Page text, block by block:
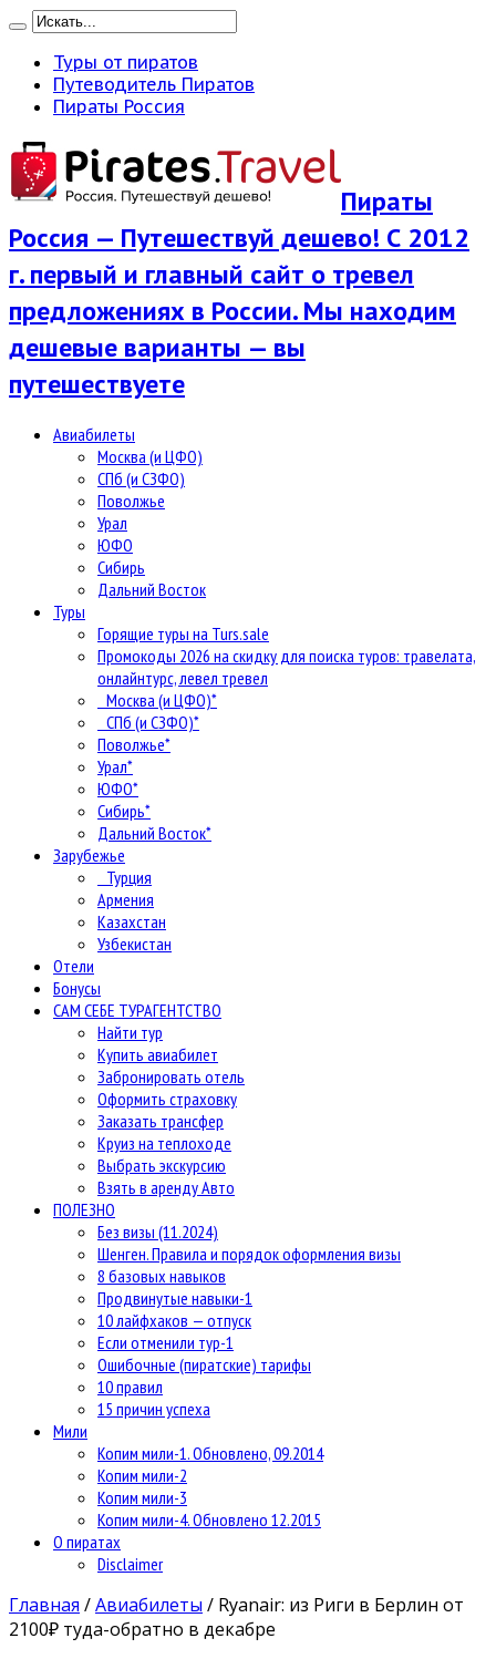
Туры от пиратов
Путеводитель Пиратов
Пираты Россия
Пираты
Россия — Путешествуй дешево! С 2012
г. первый и главный сайт о тревел
предложениях в России. Мы находим
дешевые варианты — вы
путешествуете
Авиабилеты
Москва (и ЦФО)
СПб (и СЗФО)
Поволжье
Урал
ЮФО
Сибирь
Дальний Восток
Туры
Горящие туры на Turs.sale
Промокоды 2026 на скидку для поиска туров: травелата,
онлайнтурс, левел тревел
Москва (и ЦФО)*
СПб (и СЗФО)*
Поволжье*
Урал*
ЮФО*
Сибирь*
Дальний Восток*
Зарубежье
Турция
Армения
Казахстан
Узбекистан
Отели
Бонусы
САМ СЕБЕ ТУРАГЕНТСТВО
Найти тур
Купить авиабилет
Забронировать отель
Оформить страховку
Заказать трансфер
Круиз на теплоходе
Выбрать экскурсию
Взять в аренду Авто
ПОЛЕЗНО
Без визы (11.2024)
Шенген. Правила и порядок оформления визы
8 базовых навыков
Продвинутые навыки-1
10 лайфхаков — отпуск
Если отменили тур-1
Ошибочные (пиратские) тарифы
10 правил
15 причин успеха
Мили
Копим мили-1. Обновлено, 09.2014
Копим мили-2
Копим мили-3
Копим мили-4. Обновлено 12.2015
О пиратах
Disclaimer
Главная /Авиабилеты / Ryanair: из Риги в Берлин от
2100₽ туда-обратно в декабре